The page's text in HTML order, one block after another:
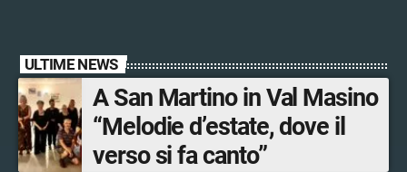
ULTIME NEWS
A San Martino in Val Masino
“Melodie d’estate, dove il
verso si fa canto”